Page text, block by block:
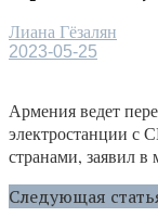
Лиана Гёзалян
2023-05-25
Армения ведет
электростанции с
странами, заявил
Следующая